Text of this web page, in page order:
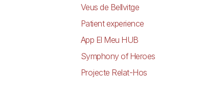
Veus de Bellvitge
Patient experience
App El Meu HUB
Symphony of Heroes
Projecte Relat-Hos